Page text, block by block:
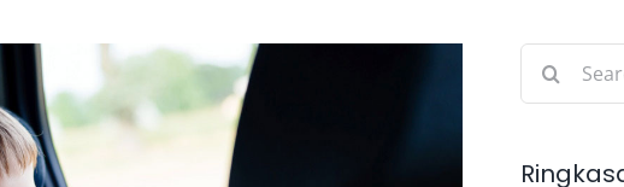
Search